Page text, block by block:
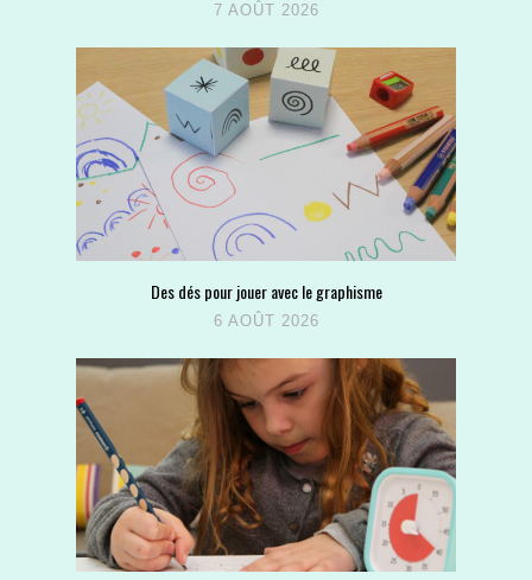
7 AOÛT 2026
Des dés pour jouer avec le graphisme
6 AOÛT 2026